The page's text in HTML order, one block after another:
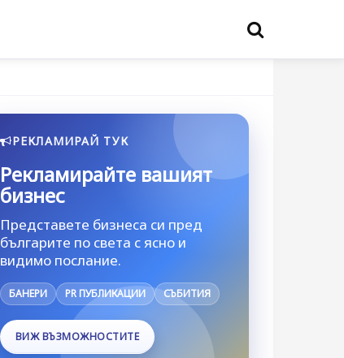
РЕКЛАМИРАЙ ТУК
Рекламирайте вашият
бизнес
Представете бизнеса си пред
българите по света с ясно и
видимо послание.
БАНЕРИ PR ПУБЛИКАЦИИ СЪБИТИЯ
ВИЖ ВЪЗМОЖНОСТИТЕ